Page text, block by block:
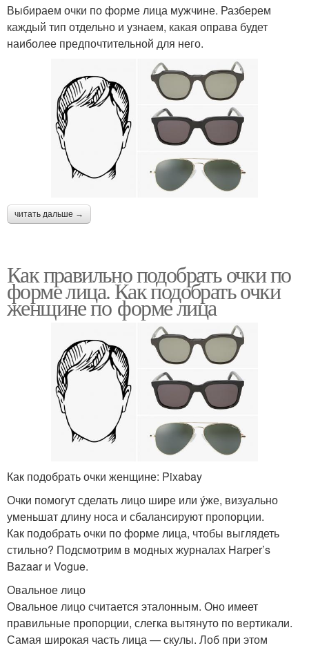
Выбираем очки по форме лица мужчине. Разберем
каждый тип отдельно и узнаем, какая оправа будет
наиболее предпочтительной для него.
читать дальше →
Как правильно подобрать очки по
форме лица. Как подобрать очки
женщине по форме лица
Как подобрать очки женщине: Pixabay
Очки помогут сделать лицо шире или ýже, визуально
уменьшат длину носа и сбалансируют пропорции.
Как подобрать очки по форме лица, чтобы выглядеть
стильно? Подсмотрим в модных журналах Harper’s
Bazaar и Vogue.
Овальное лицо
Овальное лицо считается эталонным. Оно имеет
правильные пропорции, слегка вытянуто по вертикали.
Самая широкая часть лица — скулы. Лоб при этом